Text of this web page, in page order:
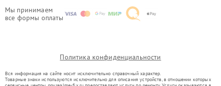
Мы принимаем
все формы оплаты
Политика конфиденциальности
Вся информация на сайте носит исключительно справочный характер.
Товарные знаки используются исключительно для описания устройств, в отношении которых